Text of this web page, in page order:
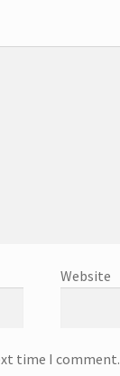
Website
time I comment.